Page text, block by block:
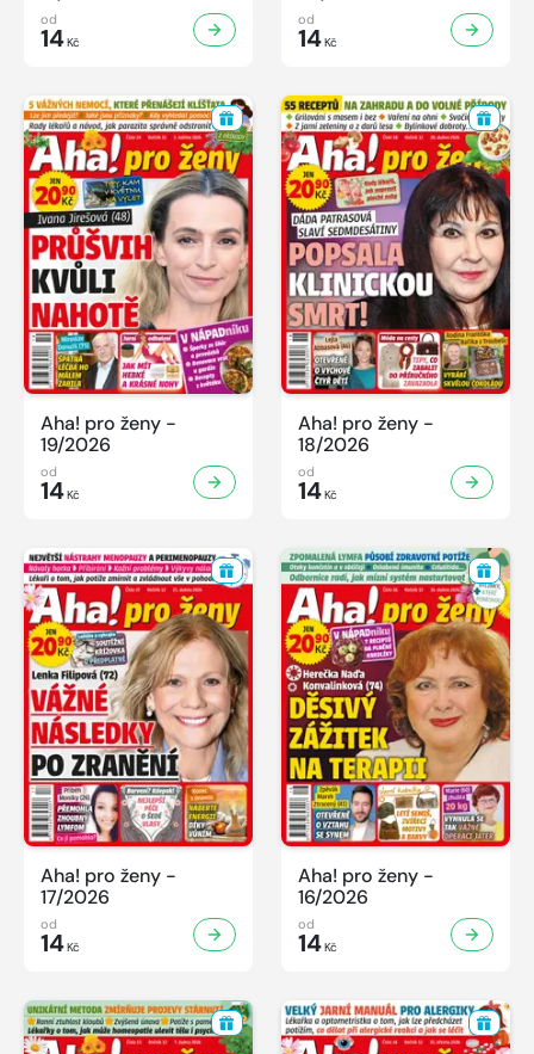
od
14Kč
od
14Kč
Aha! pro ženy -
19/2026
od
14Kč
Aha! pro ženy -
18/2026
od
14Kč
Aha! pro ženy -
17/2026
od
14Kč
Aha! pro ženy -
16/2026
od
14Kč